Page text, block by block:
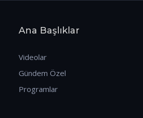
Ana Başlıklar
Videolar
Gündem Özel
Programlar